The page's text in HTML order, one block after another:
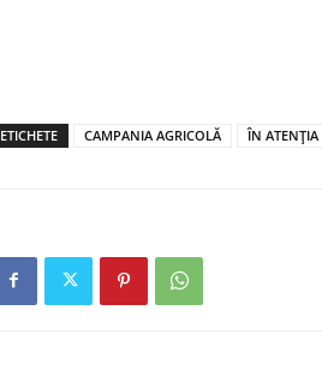
ETICHETE CAMPANIA AGRICOLĂ ÎN